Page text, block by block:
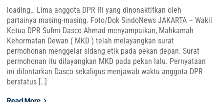
loading… Lima anggota DPR RI yang dinonaktifkan oleh
partainya masing-masing. Foto/Dok SindoNews JAKARTA – Wakil
Ketua DPR Sufmi Dasco Ahmad menyampaikan, Mahkamah
Kehormatan Dewan ( MKD ) telah melayangkan surat
permohonan menggelar sidang etik pada pekan depan. Surat
permohonan itu dilayangkan MKD pada pekan lalu. Pernyataan
ini dilontarkan Dasco sekaligus menjawab waktu anggota DPR
berstatus […]
Read More